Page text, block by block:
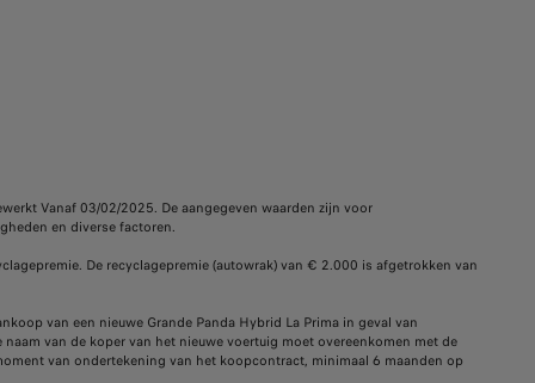
Vanaf 03/02/2025. De aangegeven waarden zijn voor
en diverse factoren.
De recyclagepremie (autowrak) van € 2.000 is afgetrokken van
van een nieuwe Grande Panda Hybrid La Prima in geval van
van de koper van het nieuwe voertuig moet overeenkomen met de
van ondertekening van het koopcontract, minimaal 6 maanden op